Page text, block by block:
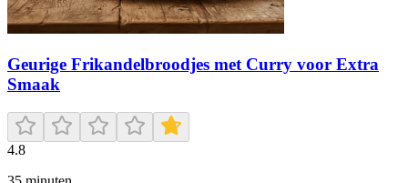
Geurige Frikandelbroodjes met Curry voor Extra
Smaak
4.8